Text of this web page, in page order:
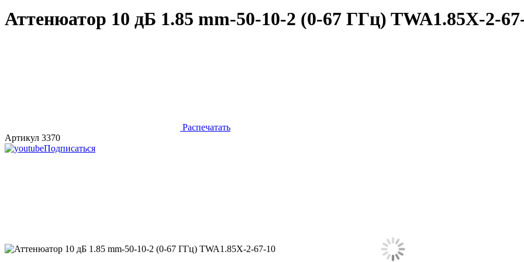
Аттенюатор 10 дБ 1.85 mm-50-10-2 (0-67 ГГц) TWA1.85X-2-
Распечатать
Артикул 3370
Подписаться